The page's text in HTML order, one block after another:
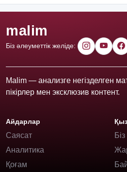
malim
Біз әлеуметтік желіде:
Malim — анализге негізделген
пікірлер мен эксклюзив контент.
Айдарлар
Саясат
Аналитика
Қоғам